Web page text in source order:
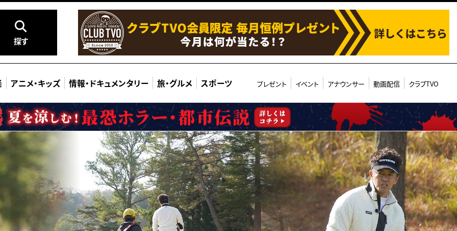
探す
アニメ・キッズ 情報・ ドキュメンタリー 旅・グルメ スポーツ プレゼント イベント アナウンサー 動画配信 クラブTVO